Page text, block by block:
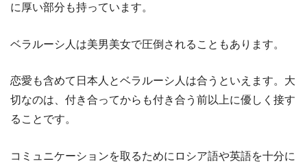
に厚い部分も持っています。
ベラルーシ人は美男美女で圧倒されることもあります。
恋愛も含めて日本人とベラルーシ人は合うといえます。大
切なのは、付き合ってからも付き合う前以上に優しく接す
ることです。
コミュニケーションを取るためにロシア語や英語を十分に